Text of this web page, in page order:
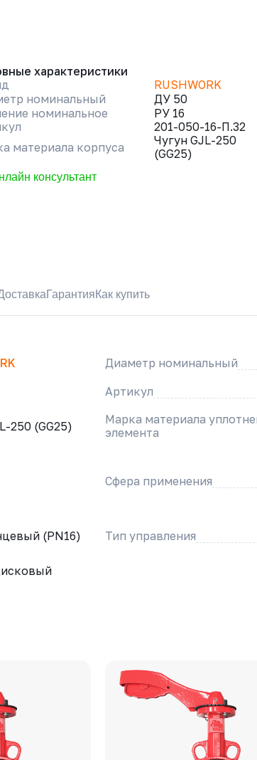
характеристики
RUSHWORK
номинальный
ДУ 50
номинальное
РУ 16
201-050-16-П.32
материала корпуса
Чугун GJL-250
(GG25)
консультант
Гарантия Как купить
Диаметр номинальный
Артикул
250 (GG25)
Марка материала
элемента
Сфера применения
(PN16) Тип управления